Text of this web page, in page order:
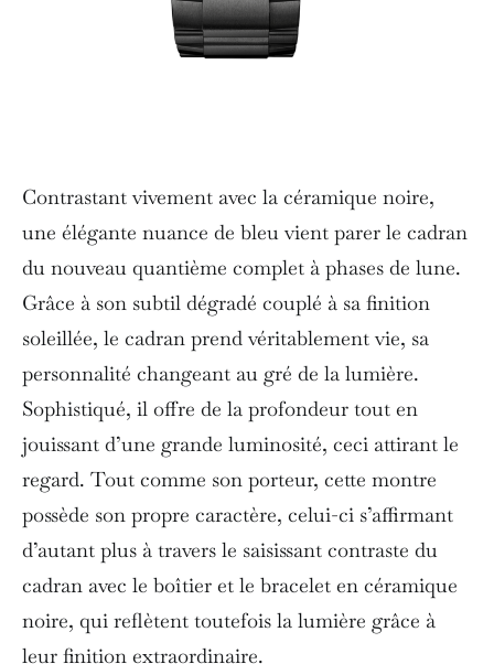
Contrastant vivement avec la céramique noire,
une élégante nuance de bleu vient parer le cadran
du nouveau quantième complet à phases de lune.
Grâce à son subtil dégradé couplé à sa finition
soleillée, le cadran prend véritablement vie, sa
personnalité changeant au gré de la lumière.
Sophistiqué, il offre de la profondeur tout en
jouissant d’une grande luminosité, ceci attirant le
regard. Tout comme son porteur, cette montre
possède son propre caractère, celui-ci s’affirmant
d’autant plus à travers le saisissant contraste du
cadran avec le boîtier et le bracelet en céramique
noire, qui reflètent toutefois la lumière grâce à
leur finition extraordinaire.